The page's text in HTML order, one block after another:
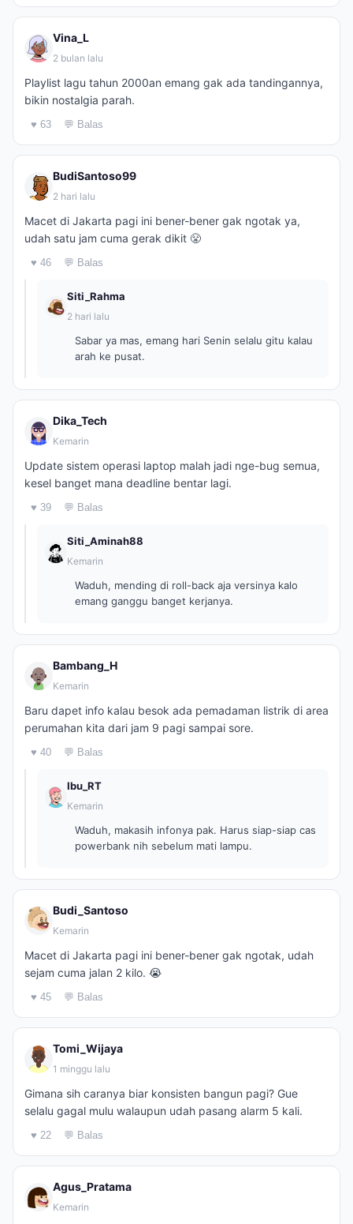
Vina_L
2 bulan lalu
Playlist lagu tahun 2000an emang gak ada tandingannya,
bikin nostalgia parah.
♥ 63 💬 Balas
BudiSantoso99
2 hari lalu
Macet di Jakarta pagi ini bener-bener gak ngotak ya,
udah satu jam cuma gerak dikit 😤
♥ 46 💬 Balas
Siti_Rahma
2 hari lalu
Sabar ya mas, emang hari Senin selalu gitu kalau
arah ke pusat.
Dika_Tech
Kemarin
Update sistem operasi laptop malah jadi nge-bug semua,
kesel banget mana deadline bentar lagi.
♥ 39 💬 Balas
Siti_Aminah88
Kemarin
Waduh, mending di roll-back aja versinya kalo
emang ganggu banget kerjanya.
Bambang_H
Kemarin
Baru dapet info kalau besok ada pemadaman listrik di area
perumahan kita dari jam 9 pagi sampai sore.
♥ 40 💬 Balas
Ibu_RT
Kemarin
Waduh, makasih infonya pak. Harus siap-siap cas
powerbank nih sebelum mati lampu.
Budi_Santoso
Kemarin
Macet di Jakarta pagi ini bener-bener gak ngotak, udah
sejam cuma jalan 2 kilo. 😭
♥ 45 💬 Balas
Tomi_Wijaya
1 minggu lalu
Gimana sih caranya biar konsisten bangun pagi? Gue
selalu gagal mulu walaupun udah pasang alarm 5 kali.
♥ 22 💬 Balas
Agus_Pratama
Kemarin